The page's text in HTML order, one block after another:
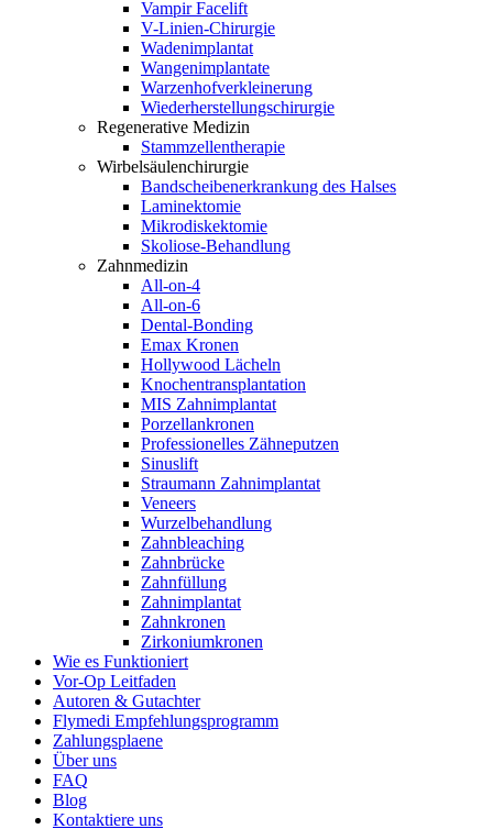
Vampir Facelift
V-Linien-Chirurgie
Wadenimplantat
Wangenimplantate
Warzenhofverkleinerung
Wiederherstellungschirurgie
Regenerative Medizin
Stammzellentherapie
Wirbelsäulenchirurgie
Bandscheibenerkrankung des Halses
Laminektomie
Mikrodiskektomie
Skoliose-Behandlung
Zahnmedizin
All-on-4
All-on-6
Dental-Bonding
Emax Kronen
Hollywood Lächeln
Knochentransplantation
MIS Zahnimplantat
Porzellankronen
Professionelles Zähneputzen
Sinuslift
Straumann Zahnimplantat
Veneers
Wurzelbehandlung
Zahnbleaching
Zahnbrücke
Zahnfüllung
Zahnimplantat
Zahnkronen
Zirkoniumkronen
Wie es Funktioniert
Vor-Op Leitfaden
Autoren & Gutachter
Flymedi Empfehlungsprogramm
Zahlungsplaene
Über uns
FAQ
Blog
Kontaktiere uns